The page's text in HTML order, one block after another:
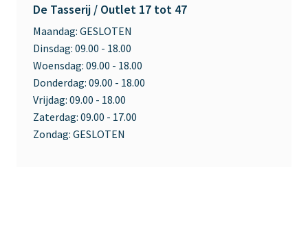
De Tasserij / Outlet 17 tot 47
Maandag: GESLOTEN
Dinsdag: 09.00 - 18.00
Woensdag: 09.00 - 18.00
Donderdag: 09.00 - 18.00
Vrijdag: 09.00 - 18.00
Zaterdag: 09.00 - 17.00
Zondag: GESLOTEN